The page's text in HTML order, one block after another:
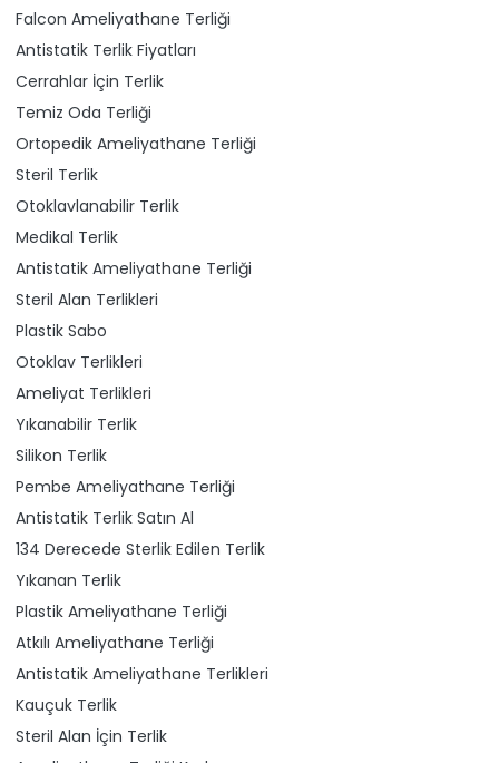
Falcon Ameliyathane Terliği
Antistatik Terlik Fiyatları
Cerrahlar İçin Terlik
Temiz Oda Terliği
Ortopedik Ameliyathane Terliği
Steril Terlik
Otoklavlanabilir Terlik
Medikal Terlik
Antistatik Ameliyathane Terliği
Steril Alan Terlikleri
Plastik Sabo
Otoklav Terlikleri
Ameliyat Terlikleri
Yıkanabilir Terlik
Silikon Terlik
Pembe Ameliyathane Terliği
Antistatik Terlik Satın Al
134 Derecede Sterlik Edilen Terlik
Yıkanan Terlik
Plastik Ameliyathane Terliği
Atkılı Ameliyathane Terliği
Antistatik Ameliyathane Terlikleri
Kauçuk Terlik
Steril Alan İçin Terlik